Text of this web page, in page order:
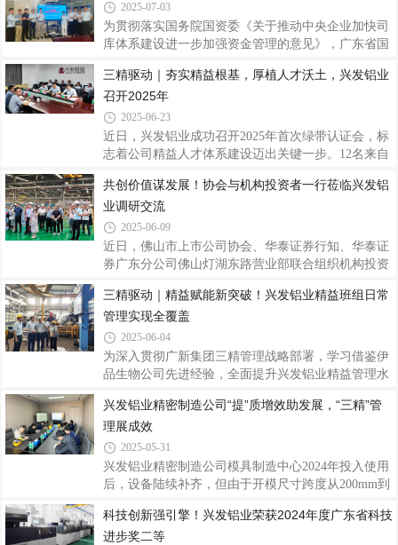
产副总颜新桥莅临指导，为深化精益管理、强化改善
成效与加速人才培养锚定方向。各车间精益员
事，用点滴善举温暖人心；是每一个在平凡岗位上，
绽放出不平凡光芒的你……这些故事，这些感动，值
得被更多人看见！兴发铝业故事汇这是一个专属于您
地邀请您，拿起笔，举起镜头，说出您心底那份与兴
发铝业相连的感动与力量！一、你的故事，我们想听
无论您是个人或是团队，只要您的故事与兴发铝
2025-07-03
为贯彻落实国务院国资委《关于推动中央企业加快司
库体系建设进一步加强资金管理的意见》，广东省国
见》，积极响应广新集团对兴发铝业司库系统的建设
要求，兴发铝业结合公司资金管理业务特点，在项目
组和相关业务部门三个月的通力协作与努力下，于近
期成功上线司库系统，标志着公司资金管理数字化建
设取得突破性进展。▲系统上线启动会“专项工作
字化变革推进委员会的指引下，公司成立了以党委书
记、董事长王立为组长，党委委员、财务总监郑建华
三精驱动｜夯实精益根基，厚植人才沃土，兴发铝业
召开2025年
2025-06-23
近日，兴发铝业成功召开2025年首次绿带认证会，标
志着公司精益人才体系建设迈出关键一步。12名来自
分管领导刘允棠和广新运营管理部副总监黄进扬参与
评审，为深化精益管理、强化精益改善与加速人才培
养擘画蓝图、指明方向。▲兴发铝业2025年首次绿带
认证会现场里程碑时刻：精益人才认证正式启航本次
绿带认证会是兴发铝业首届精益绿带人才认证活动，
筛选，12名来自生产、工艺、设备等关键岗位的精益
骨干，围绕各自主导的改善周项目进行了精彩
共创价值谋发展！协会与机构投资者一行莅临兴发铝
业调研交流
2025-06-09
近日，佛山市上市公司协会、华泰证券行知、华泰证
券广东分公司佛山灯湖东路营业部联合组织机构投资
（00098.HK），通过参观兴发铝业博物馆、数字化工
厂以及座谈交流等方式，深入了解兴发铝业的发展现
状、战略布局与未来规划。兴发铝业副总经理杨桦、
办公室主任罗国球等代表出席了活动，在深度探访之
旅中有效增进了彼此之间的沟通互信，共探价值共
铝业精密制造工厂，作为公司第一代数字化工厂，也
是佛山市数字化智能化示范工厂，拥有先进的生产智
造设备，
三精驱动｜精益赋能新突破！兴发铝业精益班组日常
管理实现全覆盖
2025-06-04
为深入贯彻广新集团三精管理战略部署，学习借鉴伊
品生物公司先进经验，全面提升兴发铝业精益管理水
发铝业党委书记、董事长王立部署及广新集团运营管
理部指导，全面启动精益班组日常管理模式建设。主
要工作举措集团指导与试点启动。在兴发铝业党委委
员、副总经理刘允棠和广新集团运营管理部副总监黄
进扬的指导下，选定三水基地、精密基地作为首批精
构建。广新集团运营管理部王开聘于4月开始在三水
基地、精密基地开展精益班组日常管理培训5次
兴发铝业精密制造公司“提”质增效助发展，“三精”管
理展成效
2025-05-31
兴发铝业精密制造公司模具制造中心2024年投入使用
后，设备陆续补齐，但由于开模尺寸跨度从200mm到
为统计单位的方式估算车间产能负荷量会出现较大偏
差，同时出于成本考虑，尽量自主制造，导致准时交
科技创新强引擎！兴发铝业荣获2024年度广东省科技
进步奖二等